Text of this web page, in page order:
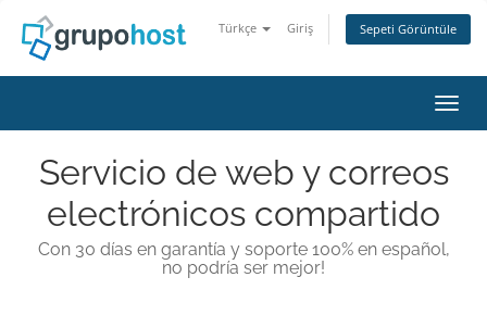
Türkçe Giriş Sepeti Görüntüle
Servicio de web y correos
electrónicos compartido
Con 30 días en garantía y soporte 100% en español,
no podría ser mejor!